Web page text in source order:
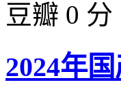
豆瓣 0 分
2024年